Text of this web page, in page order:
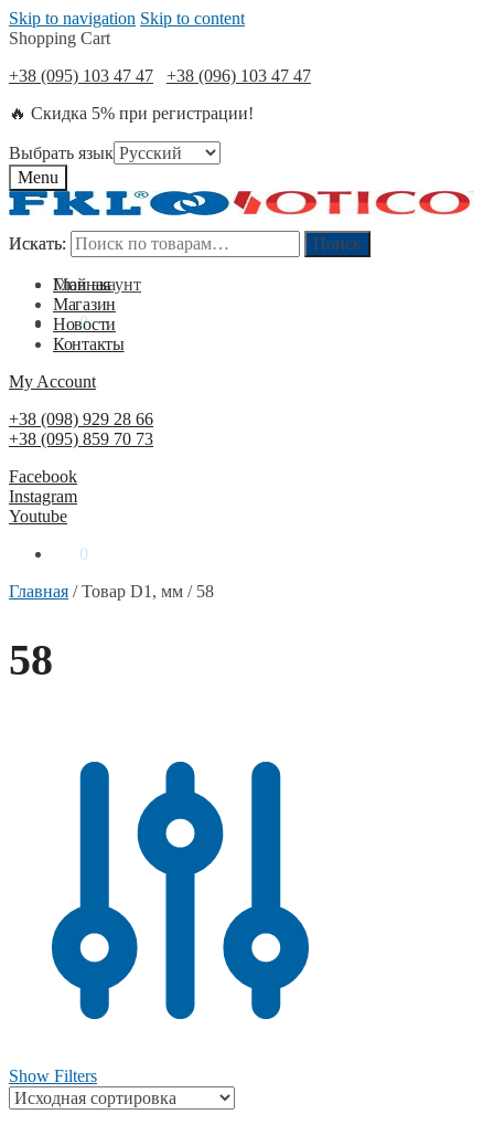
Skip to navigation Skip to content
Shopping Cart
+38 (095) 103 47 47
+38 (096) 103 47 47
🔥 Скидка 5% при регистрации!
Выбрать язык
Menu
Искать: Поиск
Мой акаунт
0₴ 0
Искать: Поиск
Главная
Магазин
Новости
Контакты
My Account
+38 (098) 929 28 66
+38 (095) 859 70 73
Facebook
Instagram
Youtube
0
Главная /Товар D1, мм / 58
58
Show Filters